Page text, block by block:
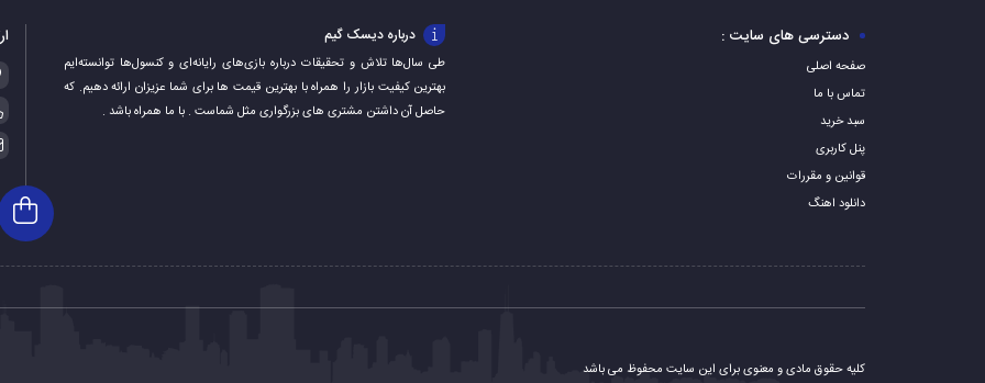
دسترسی های سایت :
صفحه اصلی
تماس با ما
سبد خرید
پنل کاربری
قوانین و مقررات
دانلود اهنگ
درباره دیسک گیم
طی سال‌ها تلاش و تحقیقات درباره بازی‌های رایانه‌ای و کنسول‌ها توانسته‌ایم
بهترین کیفیت بازار را همراه با بهترین قیمت ها برای شما عزیزان ارائه دهیم. که
حاصل آن داشتن مشتری های بزرگواری مثل شماست . با ما همراه باشد .
کلیه حقوق مادی و معنوی برای این سایت محفوظ می باشد